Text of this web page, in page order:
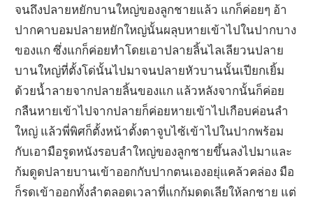
จนถึงปลายหยักบานใหญ่ของลูกชายแล้ว แกก็ค่อยๆ อ้า
ปากคาบอมปลายหยักใหญ่นั้นผลุบหายเข้าไปในปากบาง
ของแก ซึ่งแกก็ค่อยทำโดยเอาปลายลิ้นไลเลียวนปลาย
บานใหญ่ที่ตั้งโด่นั้นไปมาจนปลายหัวบานนั้นเปียกเยิ้ม
ด้วยน้ำลายจากปลายลิ้นของแก แล้วหลังจากนั้นก็ค่อย
กลืนหายเข้าไปจากปลายก็ค่อยหายเข้าไปเกือบค่อนลำ
ใหญ่ แล้วพี่พิศก็ตั้งหน้าตั้งตาจูบไซ้เข้าไปในปากพร้อม
กับเอามือรูดหนังรอบลำใหญ่ของลูกชายขึ้นลงไปมาและ
ก้มดูดปลายบานเข้าออกกับปากตนเองอยุ่แคล้วคล่อง มือ
ก็รูดเข้าออกทั้งลำตลอดเวลาที่แกก้มดูดเลียให้ลูกชาย แต่